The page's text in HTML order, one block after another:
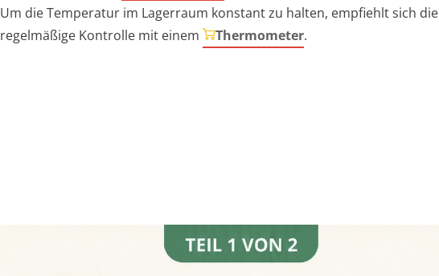
Um die Temperatur im Lagerraum konstant zu halten, empfiehlt sich die
regelmäßige Kontrolle mit einem
Thermometer.